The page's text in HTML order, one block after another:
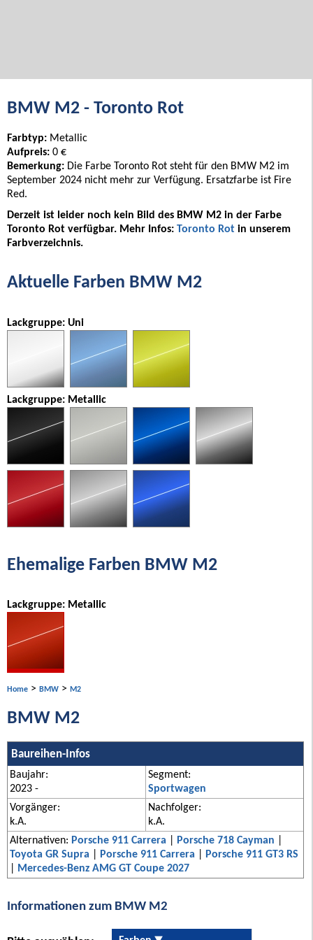
BMW M2 - Toronto Rot
Farbtyp: Metallic
Aufpreis: 0 €
Bemerkung: Die Farbe Toronto Rot steht für den BMW M2 im
September 2024 nicht mehr zur Verfügung. Ersatzfarbe ist Fire
Red.
Derzeit ist leider noch kein Bild des BMW M2 in der Farbe
Toronto Rot verfügbar. Mehr Infos: Toronto Rot in unserem
Farbverzeichnis.
Aktuelle Farben BMW M2
Lackgruppe: Uni
Lackgruppe: Metallic
Ehemalige Farben BMW M2
Lackgruppe: Metallic
Home > BMW > M2
BMW M2
Baureihen-Infos
Baujahr:
2023 -
Segment:
Sportwagen
Vorgänger:
k.A.
Nachfolger:
k.A.
Alternativen: Porsche 911 Carrera Porsche 718 Cayman
Toyota GR Supra
Porsche 911 Carrera
Porsche 911 GT3 RS
Mercedes-Benz AMG GT Coupe 2027
Informationen zum BMW M2